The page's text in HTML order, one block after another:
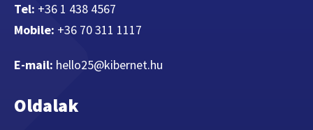
Tel: +36 1 438 4567
Mobile: +36 70 311 1117
E-mail: hello25@kibernet.hu
Oldalak